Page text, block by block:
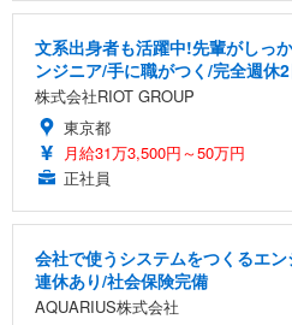
文系出身者も活躍中!先輩がしっ
ンジニア/手に職がつく/完全週休
株式会社RIOT GROUP
東京都
月給31万3,500円～50万円
正社員
会社で使うシステムをつくるエ
連休あり/社会保険完備
AQUARIUS株式会社